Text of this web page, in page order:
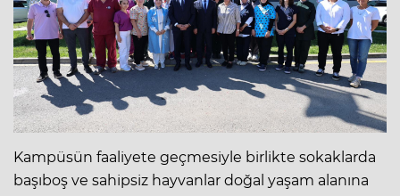
Kampüsün faaliyete geçmesiyle birlikte sokaklarda
başıboş ve sahipsiz hayvanlar doğal yaşam alanına